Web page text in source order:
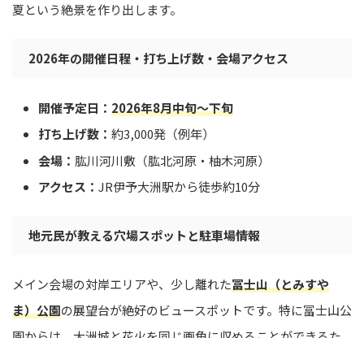
夏という絶景を作り出します。
2026年の開催日程・打ち上げ数・会場アクセス
開催予定日： 2026年8月中旬〜下旬
打ち上げ数： 約3,000発（例年）
会場： 肱川河川敷（肱北河原・柚木河原）
アクセス： JR伊予大洲駅から徒歩約10分
地元民が教える穴場スポットと駐車場情報
メイン会場の対岸エリアや、少し離れた冨士山（とみすや
ま）公園の展望台が絶好のビュースポットです。特に冨士山公